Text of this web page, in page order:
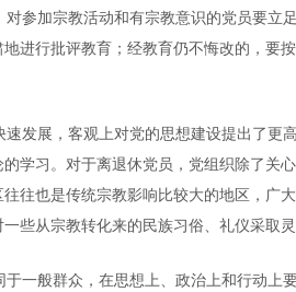
参加宗教活动和有宗教意识的党员要
进行批评教育；经教育仍不悔改的，要
速发展，客观上对党的思想建设提出了
学习。对于离退休党员，党组织除了关
往也是传统宗教影响比较大的地区，广
些从宗教转化来的民族习俗、礼仪采取
一般群众，在思想上、政治上和行动